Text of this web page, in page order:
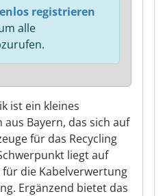
ist ein kleines
Bayern, das sich auf
für das Recycling
liegt auf
die Kabelverwertung
Ergänzend bietet das
registrieren
alle